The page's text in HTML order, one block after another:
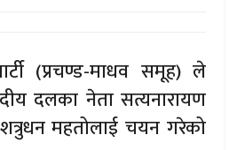
(प्रचण्ड-माधव समूह) ले
दलका नेता सत्यनारायण
महतोलाई चयन गरेको